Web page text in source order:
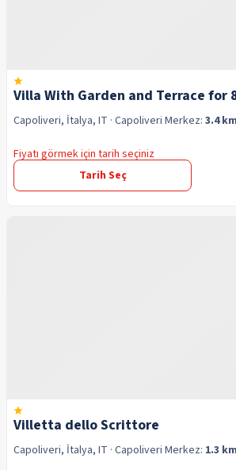
Villa With Garden and Terrace for
Capoliveri, İtalya, IT · Capoliveri Merkez: 3.4 km
Fiyatı görmek için tarih seçiniz
Tarih Seç
Villetta dello Scrittore
Capoliveri, İtalya, IT · Capoliveri Merkez: 1.3 km